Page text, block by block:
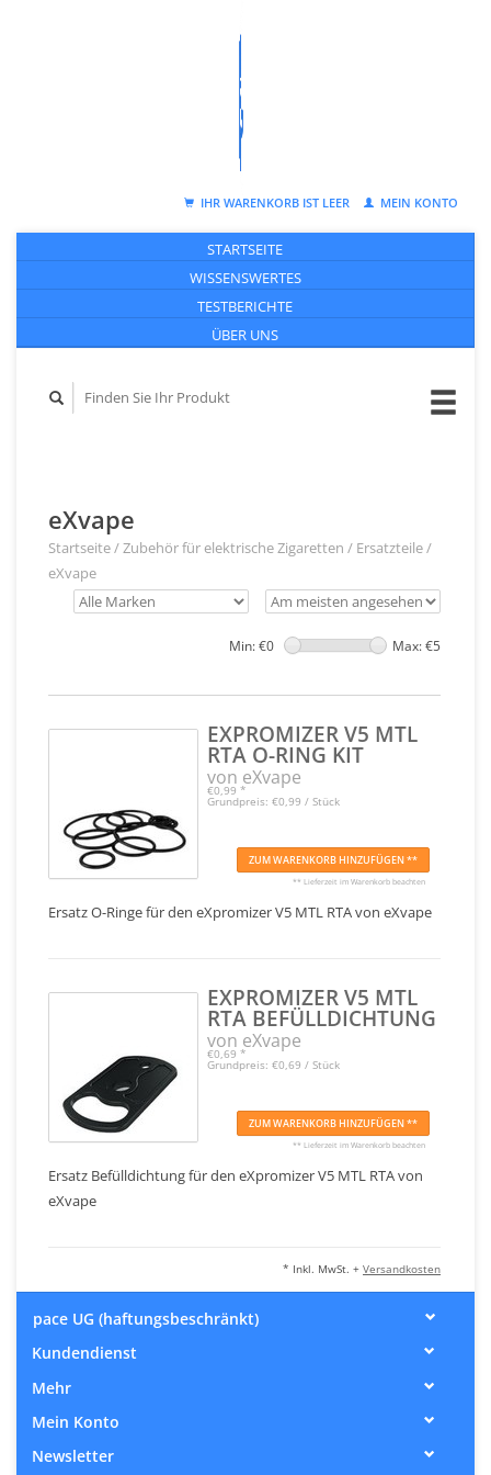
IHR WARENKORB IST LEER MEIN KONTO
STARTSEITE
WISSENSWERTES
TESTBERICHTE
ÜBER UNS
eXvape
Startseite/Zubehör für elektrische Zigaretten / Ersatzteile/
eXvape
Min: €0 Max: €5
EXPROMIZER V5 MTL
RTA O-RING KIT
von eXvape
€0,99 *
Grundpreis: €0,99 / Stück
ZUM WARENKORB HINZUFÜGEN **
** Lieferzeit im Warenkorb beachten
Ersatz O-Ringe für den eXpromizer V5 MTL RTA von eXvape
EXPROMIZER V5 MTL
RTA BEFÜLLDICHTUNG
von eXvape
€0,69 *
Grundpreis: €0,69 / Stück
ZUM WARENKORB HINZUFÜGEN **
** Lieferzeit im Warenkorb beachten
Ersatz Befülldichtung für den eXpromizer V5 MTL RTA von
eXvape
* Inkl. MwSt. + Versandkosten
pace UG (haftungsbeschränkt)
Kundendienst
Mehr
Mein Konto
Newsletter